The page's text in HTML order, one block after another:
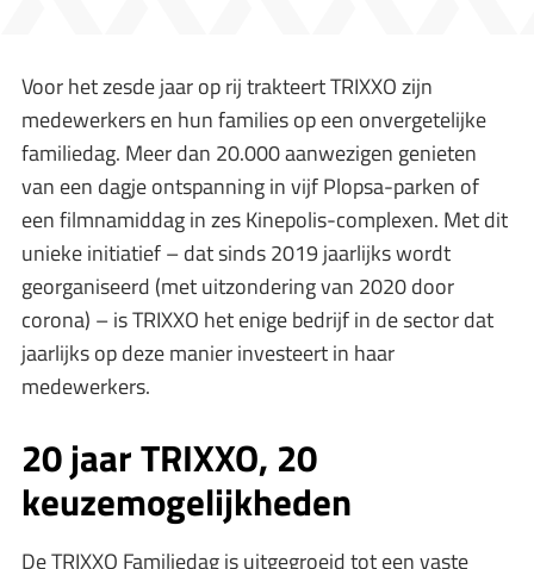
Voor het zesde jaar op rij trakteert TRIXXO zijn
medewerkers en hun families op een onvergetelijke
familiedag. Meer dan 20.000 aanwezigen genieten
van een dagje ontspanning in vijf Plopsa-parken of
een filmnamiddag in zes Kinepolis-complexen. Met dit
unieke initiatief – dat sinds 2019 jaarlijks wordt
georganiseerd (met uitzondering van 2020 door
corona) – is TRIXXO het enige bedrijf in de sector dat
jaarlijks op deze manier investeert in haar
medewerkers.
20 jaar TRIXXO, 20
keuzemogelijkheden
De TRIXXO Familiedag is uitgegroeid tot een vaste